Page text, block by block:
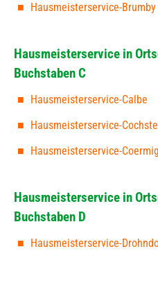
Hausmeisterservice-Brumby
Hausmeisterservice in
Buchstaben C
Hausmeisterservice-Calbe
Hausmeisterservice-
Hausmeisterservice-
Hausmeisterservice in
Buchstaben D
Hausmeisterservice-